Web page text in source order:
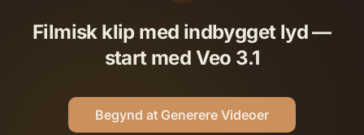
Filmisk klip med indbygget lyd —
start med Veo 3.1
Begynd at Generere Videoer